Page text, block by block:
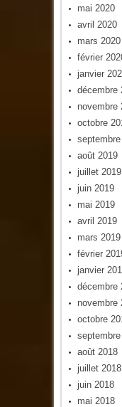
mai 2020
avril 2020
mars 2020
février
janvier
décembre
novembre
octobre
août 2019
juillet 2019
juin 2019
mai 2019
avril 2019
mars 2019
février
janvier
décembre
novembre
octobre
août 2018
juillet 2018
juin 2018
mai 2018